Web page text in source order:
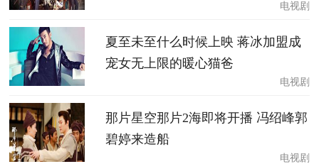
电视剧
夏至未至什么时候上映 蒋冰加盟成
宠女无上限的暖心猫爸
电视剧
那片星空那片2海即将开播 冯绍峰郭
碧婷来造船
电视剧